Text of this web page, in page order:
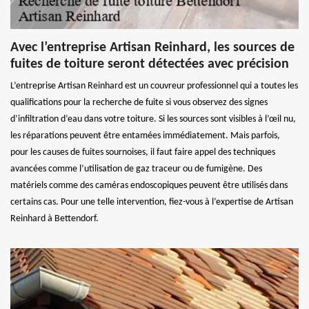
Avec l’entreprise Artisan Reinhard, les sources de
fuites de toiture seront détectées avec précision
L’entreprise Artisan Reinhard est un couvreur professionnel qui a toutes les
qualifications pour la recherche de fuite si vous observez des signes
d’infiltration d’eau dans votre toiture. Si les sources sont visibles à l’œil nu,
les réparations peuvent être entamées immédiatement. Mais parfois,
pour les causes de fuites sournoises, il faut faire appel des techniques
avancées comme l’utilisation de gaz traceur ou de fumigène. Des
matériels comme des caméras endoscopiques peuvent être utilisés dans
certains cas. Pour une telle intervention, fiez-vous à l’expertise de Artisan
Reinhard à Bettendorf.